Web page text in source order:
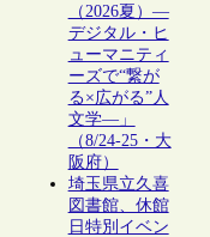
（2026夏）―
デジタル・ヒ
ューマニティ
ーズで“繋が
る×広がる”人
文学―」
（8/24-25・大
阪府）
埼玉県立久喜
図書館、休館
日特別イベン